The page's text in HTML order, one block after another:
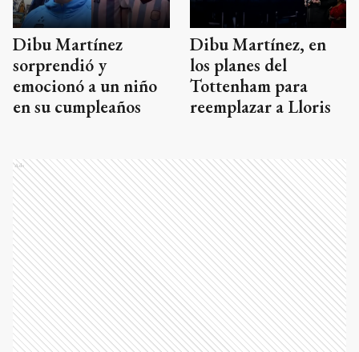
Dibu Martínez
sorprendió y
emocionó a un niño
en su cumpleaños
Dibu Martínez, en
los planes del
Tottenham para
reemplazar a Lloris
Ads